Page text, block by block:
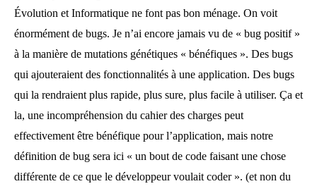
Évolution et Informatique ne font pas bon ménage. On voit
énormément de bugs. Je n’ai encore jamais vu de « bug positif »
à la manière de mutations génétiques « bénéfiques ». Des bugs
qui ajouteraient des fonctionnalités à une application. Des bugs
qui la rendraient plus rapide, plus sure, plus facile à utiliser. Ça et
la, une incompréhension du cahier des charges peut
effectivement être bénéfique pour l’application, mais notre
définition de bug sera ici « un bout de code faisant une chose
différente de ce que le développeur voulait coder ». (et non du